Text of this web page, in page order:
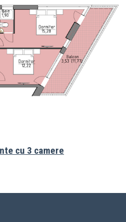
cu 3 camere